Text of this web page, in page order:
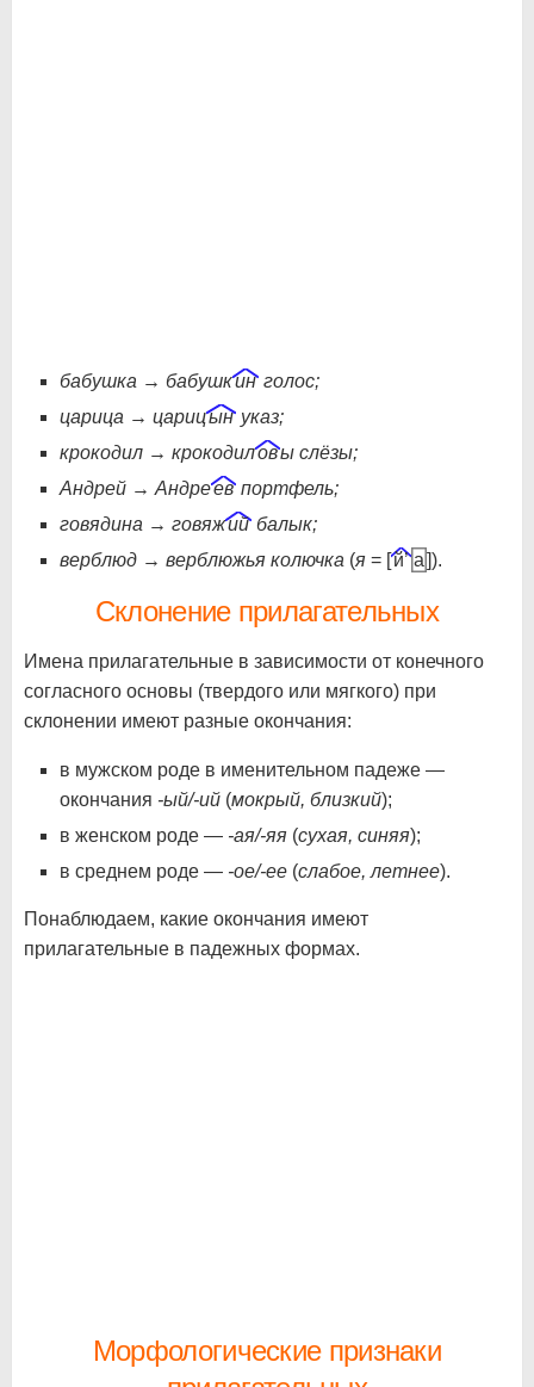
бабушка → бабушкин голос;
царица → царицын указ;
крокодил → крокодиловы слёзы;
Андрей → Андреев портфель;
говядина → говяжий балык;
верблюд → верблюжья колючка (я = [й’ а]).
Склонение прилагательных
Имена прилагательные в зависимости от конечного
согласного основы (твердого или мягкого) при
склонении имеют разные окончания:
в мужском роде в именительном падеже —
окончания -ый/-ий (мокрый, близкий);
в женском роде — -ая/-яя (сухая, синяя);
в среднем роде — -ое/-ее (слабое, летнее).
Понаблюдаем, какие окончания имеют
прилагательные в падежных формах.
Морфологические признаки